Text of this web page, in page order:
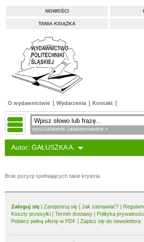
NOWOŚCI
TANIA KSIĄŻKA
O wydawnictwie Wydarzenia Kontakt
wyszukiwanie zaawansowane »
Autor: GAŁUSZKA A.
Brak pozycji spełniających takie kryteria.
Zaloguj się | Zarejestruj się | Jak zamawiać? |
Koszty przesyłki | Termin dostawy | Polityka
Pobierz pełną ofertę w PDF | Zapisz się do newslettera